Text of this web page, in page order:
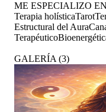
ME ESPECIALIZO
Terapia holísticaTarot
Estructural del Aura
Terapéutico
GALERÍA (3)